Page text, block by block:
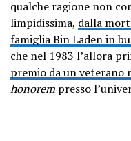
qualche ragione non
limpidissima, dalla
famiglia Bin Laden in
che nel 1983 l’allora
premio da un veterano
honorem presso